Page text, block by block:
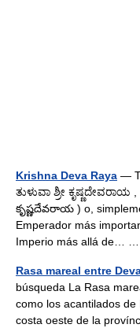
Krishna Deva Raya —
ತುಳುವಾ ಶ್ರೀ ಕೃಷ್ಣದೇವರಾಯ
కృష్ణదేవరాయ ) o,
Emperador más
Imperio más allá de…
Rasa mareal entre
búsqueda La Rasa
como los acantilados
costa oeste de la